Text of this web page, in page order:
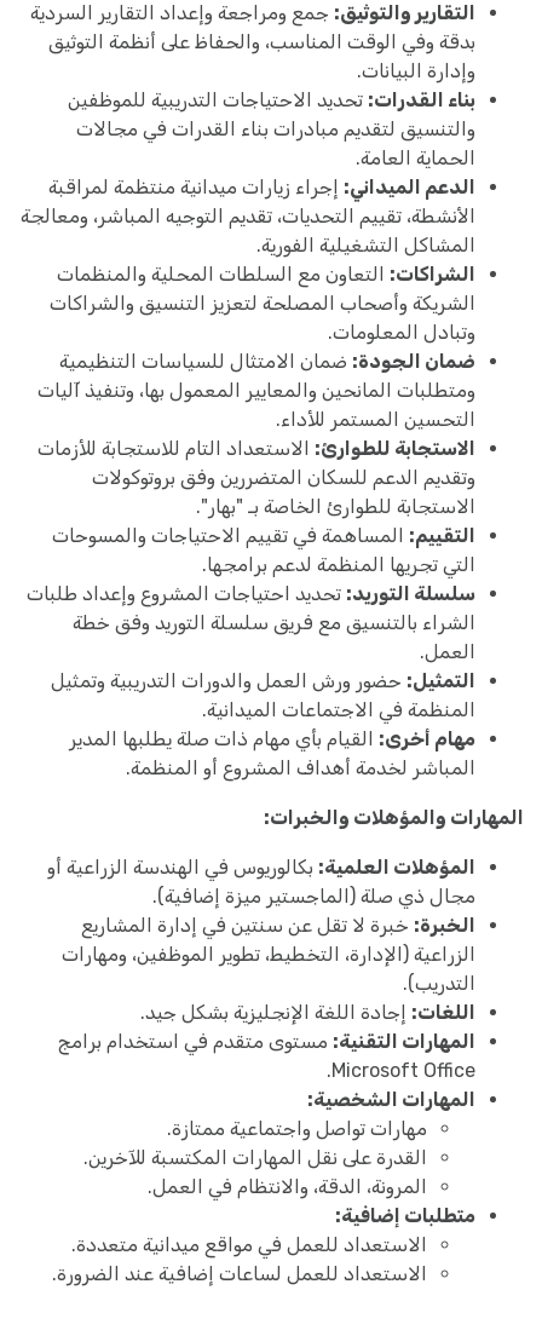
التقارير والتوثيق: جمع ومراجعة وإعداد التقارير السردية
بدقة وفي الوقت المناسب، والحفاظ على أنظمة التوثيق
وإدارة البيانات.
بناء القدرات: تحديد الاحتياجات التدريبية للموظفين
والتنسيق لتقديم مبادرات بناء القدرات في مجالات
الحماية العامة.
الدعم الميداني: إجراء زيارات ميدانية منتظمة لمراقبة
الأنشطة، تقييم التحديات، تقديم التوجيه المباشر، ومعالجة
المشاكل التشغيلية الفورية.
الشراكات: التعاون مع السلطات المحلية والمنظمات
الشريكة وأصحاب المصلحة لتعزيز التنسيق والشراكات
وتبادل المعلومات.
ضمان الجودة: ضمان الامتثال للسياسات التنظيمية
ومتطلبات المانحين والمعايير المعمول بها، وتنفيذ آليات
التحسين المستمر للأداء.
الاستجابة للطوارئ: الاستعداد التام للاستجابة للأزمات
وتقديم الدعم للسكان المتضررين وفق بروتوكولات
الاستجابة للطوارئ الخاصة بـ "بهار".
التقييم: المساهمة في تقييم الاحتياجات والمسوحات
التي تجريها المنظمة لدعم برامجها.
سلسلة التوريد: تحديد احتياجات المشروع وإعداد طلبات
الشراء بالتنسيق مع فريق سلسلة التوريد وفق خطة
العمل.
التمثيل: حضور ورش العمل والدورات التدريبية وتمثيل
المنظمة في الاجتماعات الميدانية.
مهام أخرى: القيام بأي مهام ذات صلة يطلبها المدير
المباشر لخدمة أهداف المشروع أو المنظمة.
المهارات والمؤهلات والخبرات:
المؤهلات العلمية: بكالوريوس في الهندسة الزراعية أو
مجال ذي صلة (الماجستير ميزة إضافية).
الخبرة: خبرة لا تقل عن سنتين في إدارة المشاريع
الزراعية (الإدارة، التخطيط، تطوير الموظفين، ومهارات
التدريب).
اللغات: إجادة اللغة الإنجليزية بشكل جيد.
المهارات التقنية: مستوى متقدم في استخدام برامج
Microsoft Office.
المهارات الشخصية:
مهارات تواصل واجتماعية ممتازة.
القدرة على نقل المهارات المكتسبة للآخرين.
المرونة، الدقة، والانتظام في العمل.
متطلبات إضافية:
الاستعداد للعمل في مواقع ميدانية متعددة.
الاستعداد للعمل لساعات إضافية عند الضرورة.